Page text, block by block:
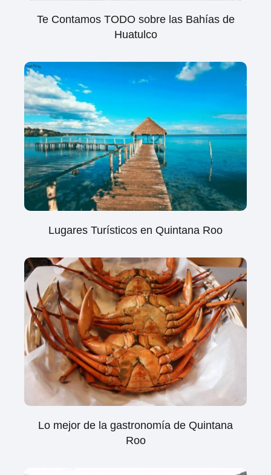
Te Contamos TODO sobre las Bahías de
Huatulco
Lugares Turísticos en Quintana Roo
Lo mejor de la gastronomía de Quintana
Roo